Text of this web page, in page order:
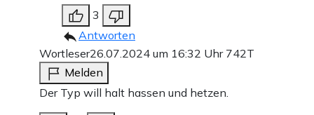
3
Antworten
Wortleser26.07.2024 um 16:32 Uhr 742T
Melden
Der Typ will halt hassen und hetzen.